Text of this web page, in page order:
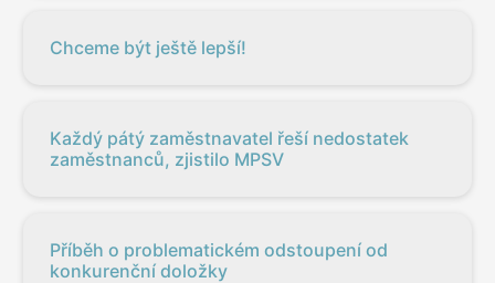
Chceme být ještě lepší!
Každý pátý zaměstnavatel řeší nedostatek
zaměstnanců, zjistilo MPSV
Příběh o problematickém odstoupení od
konkurenční doložky